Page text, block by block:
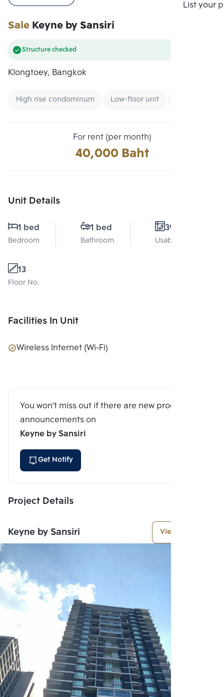
List your
SaleKeyne by Sansiri
Structure checked
Klongtoey, Bangkok
High rise condominum Low-floor unit
For rent (per month)
40,000 Baht
Unit Details
1 bed
Bedroom
1 bed
Bathroom
39 Sq.m.
Usable area
13
Floor No.
Facilities In Unit
Wireless Internet (Wi-Fi)
You won't miss out if there are new program
announcements on
Keyne by Sansiri
Get Notify
Project Details
Keyne by Sansiri View More